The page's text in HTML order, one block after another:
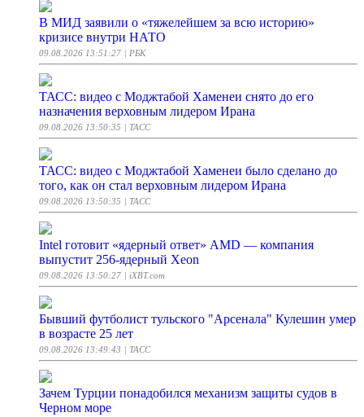
В МИД заявили о «тяжелейшем за всю историю»
кризисе внутри НАТО
09.08.2026 13:51:27 | РБК
ТАСС: видео с Моджтабой Хаменеи снято до его
назначения верховным лидером Ирана
09.08.2026 13:50:35 | ТАСС
ТАСС: видео с Моджтабой Хаменеи было сделано до
того, как он стал верховным лидером Ирана
09.08.2026 13:50:35 | ТАСС
Intel готовит «ядерный ответ» AMD — компания
выпустит 256-ядерный Xeon
09.08.2026 13:50:27 | iXBT.com
Бывший футболист тульского "Арсенала" Кулешин умер
в возрасте 25 лет
09.08.2026 13:49:43 | ТАСС
Зачем Турции понадобился механизм защиты судов в
Черном море